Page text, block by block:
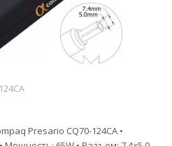
Presario CQ70-124CA •